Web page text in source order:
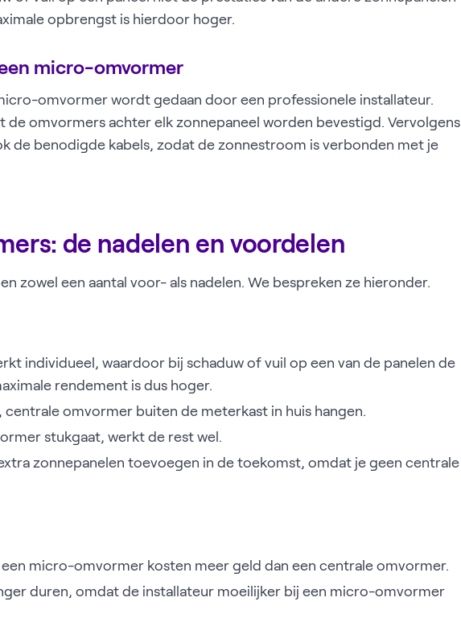
opbrengst is hierdoor hoger.
micro-omvormer
omvormer wordt gedaan door een professionele installateur.
de omvormers achter elk zonnepaneel worden bevestigd. Vervolgens
de benodigde kabels, zodat de zonnestroom is verbonden met je
de nadelen en voordelen
zowel een aantal voor- als nadelen. We bespreken ze hieronder.
individueel, waardoor bij schaduw of vuil op een van de panelen de
rendement is dus hoger.
centrale omvormer buiten de meterkast in huis hangen.
stukgaat, werkt de rest wel.
zonnepanelen toevoegen in de toekomst, omdat je geen centrale
micro-omvormer kosten meer geld dan een centrale omvormer.
duren, omdat de installateur moeilijker bij een micro-omvormer